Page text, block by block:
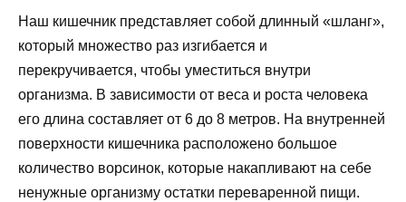
Наш кишечник представляет собой длинный «шланг»,
который множество раз изгибается и
перекручивается, чтобы уместиться внутри
организма. В зависимости от веса и роста человека
его длина составляет от 6 до 8 метров. На внутренней
поверхности кишечника расположено большое
количество ворсинок, которые накапливают на себе
ненужные организму остатки переваренной пищи.